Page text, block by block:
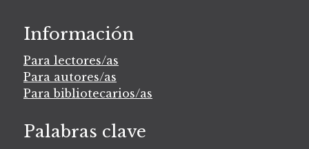
Información
Para lectores/as
Para autores/as
Para bibliotecarios/as
Palabras clave